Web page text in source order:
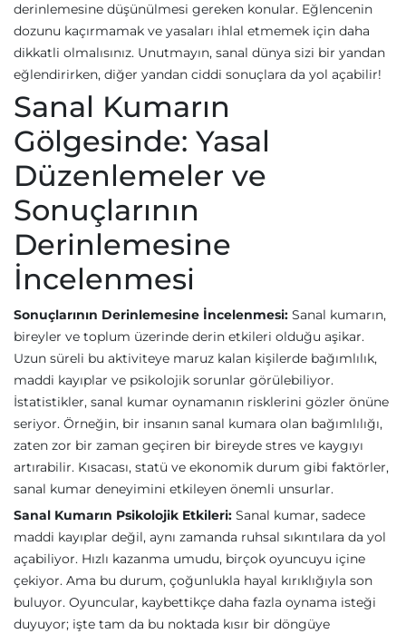
derinlemesine düşünülmesi gereken konular. Eğlencenin
dozunu kaçırmamak ve yasaları ihlal etmemek için daha
dikkatli olmalısınız. Unutmayın, sanal dünya sizi bir yandan
eğlendirirken, diğer yandan ciddi sonuçlara da yol açabilir!
Sanal Kumarın
Gölgesinde: Yasal
Düzenlemeler ve
Sonuçlarının
Derinlemesine
İncelenmesi
Sonuçlarının Derinlemesine İncelenmesi: Sanal kumarın,
bireyler ve toplum üzerinde derin etkileri olduğu aşikar.
Uzun süreli bu aktiviteye maruz kalan kişilerde bağımlılık,
maddi kayıplar ve psikolojik sorunlar görülebiliyor.
İstatistikler, sanal kumar oynamanın risklerini gözler önüne
seriyor. Örneğin, bir insanın sanal kumara olan bağımlılığı,
zaten zor bir zaman geçiren bir bireyde stres ve kaygıyı
artırabilir. Kısacası, statü ve ekonomik durum gibi faktörler,
sanal kumar deneyimini etkileyen önemli unsurlar.
Sanal Kumarın Psikolojik Etkileri: Sanal kumar, sadece
maddi kayıplar değil, aynı zamanda ruhsal sıkıntılara da yol
açabiliyor. Hızlı kazanma umudu, birçok oyuncuyu içine
çekiyor. Ama bu durum, çoğunlukla hayal kırıklığıyla son
buluyor. Oyuncular, kaybettikçe daha fazla oynama isteği
duyuyor; işte tam da bu noktada kısır bir döngüye